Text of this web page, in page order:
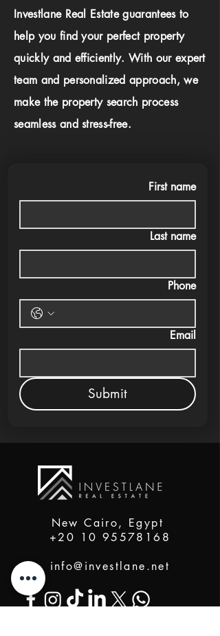
Investlane Real Estate guarantees to
help you find your perfect property
quickly and efficiently. With our expert
team and personalized approach, we
make the property search process
seamless and stress-free.
First name
Last name
Phone
Email
Submit
New Cairo, Egypt
+20 10 95578168
info@investlane.net